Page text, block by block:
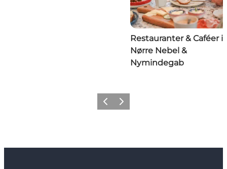
Restauranter & Caféer i
Nørre Nebel &
Nymindegab
ForrigeNæste